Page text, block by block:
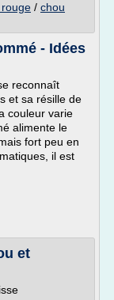
/ chou
- Idées
reconnaît
et sa résille de
couleur varie
alimente le
fort peu en
il est
et